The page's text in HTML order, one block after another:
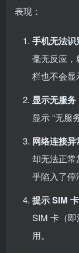
表现：
手机无法识
毫无反应
栏也不会显
显示无服务
显示 “无服
网络连接异
却无法正常
乎陷入了停
提示 SIM
SIM 卡（
用。